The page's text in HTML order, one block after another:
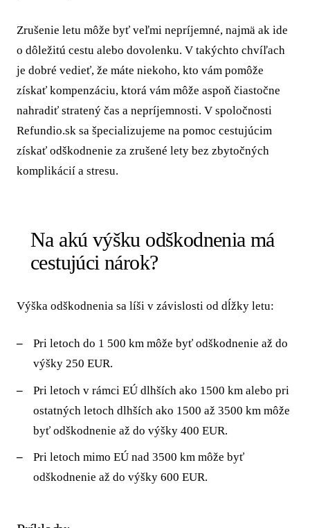
Zrušenie letu môže byť veľmi nepríjemné, najmä ak ide
o dôležitú cestu alebo dovolenku. V takýchto chvíľach
je dobré vedieť, že máte niekoho, kto vám pomôže
získať kompenzáciu, ktorá vám môže aspoň čiastočne
nahradiť stratený čas a nepríjemnosti. V spoločnosti
Refundio.sk sa špecializujeme na pomoc cestujúcim
získať odškodnenie za zrušené lety bez zbytočných
komplikácií a stresu.
Na akú výšku odškodnenia má
cestujúci nárok?
Výška odškodnenia sa líši v závislosti od dĺžky letu:
Pri letoch do 1 500 km môže byť odškodnenie až do
výšky 250 EUR.
Pri letoch v rámci EÚ dlhších ako 1500 km alebo pri
ostatných letoch dlhších ako 1500 až 3500 km môže
byť odškodnenie až do výšky 400 EUR.
Pri letoch mimo EÚ nad 3500 km môže byť
odškodnenie až do výšky 600 EUR.